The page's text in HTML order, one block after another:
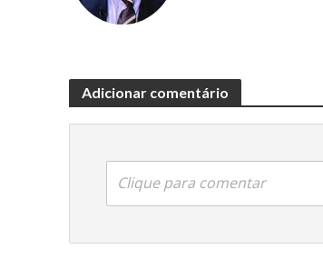
Adicionar comentário
Clique para comentar